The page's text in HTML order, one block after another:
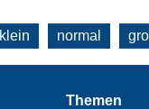
klein normal
Themen